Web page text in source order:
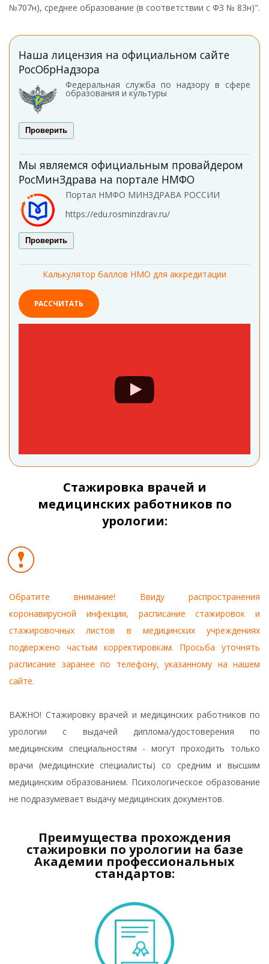
№707н), среднее образование (в соответствии с ФЗ № 83н)".
Наша лицензия на официальном сайте
РосОбрНадзора
Федеральная служба по надзору в сфере
образования и культуры
Проверить
Мы являемся официальным провайдером
РосМинЗдрава на портале НМФО
Портал НМФО МИНЗДРАВА РОССИИ
https://edu.rosminzdrav.ru/
Проверить
Калькулятор баллов НМО для аккредитации
РАССЧИТАТЬ
Стажировка врачей и
медицинских работников по
урологии:
Обратите внимание! Ввиду распространения
коронавирусной инфекции, расписание стажировок и
стажировочных листов в медицинских учреждениях
подвержено частым корректировкам. Просьба уточнять
расписание заранее по телефону, указанному на нашем
сайте.
ВАЖНО! Стажировку врачей и медицинских работников по
урологии с выдачей диплома/удостоверения по
медицинским специальностям - могут проходить только
врачи (медицинские специалисты) со средним и высшим
медицинским образованием. Психологическое образование
не подразумевает выдачу медицинских документов.
Преимущества прохождения
стажировки по урологии на базе
Академии профессиональных
стандартов: